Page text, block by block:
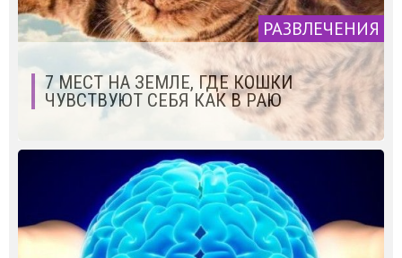
РАЗВЛЕЧЕНИЯ
7 МЕСТ НА ЗЕМЛЕ, ГДЕ КОШКИ
ЧУВСТВУЮТ СЕБЯ КАК В РАЮ